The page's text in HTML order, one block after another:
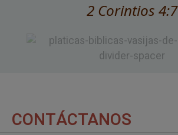
2 Corintios 4:7
CONTÁCTANOS